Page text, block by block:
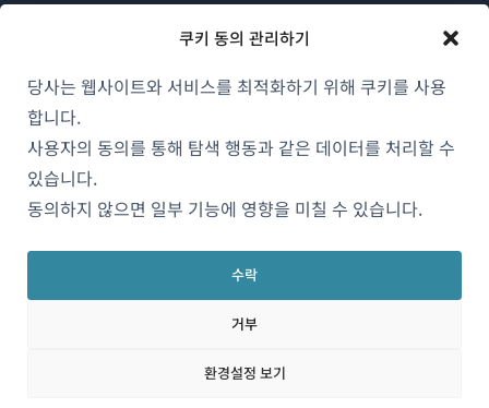
쿠키 동의 관리하기
당사는 웹사이트와 서비스를 최적화하기 위해 쿠키를 사용
합니다.
사용자의 동의를 통해 탐색 행동과 같은 데이터를 처리할 수
있습니다.
동의하지 않으면 일부 기능에 영향을 미칠 수 있습니다.
수락
거부
환경설정 보기
OnTheGoSystems Limited
한국어
WPML 소개
GDPR 및 개인정보 처리방침
창
열
(새
창
서
(새
창
에
서
열
(새
창
서